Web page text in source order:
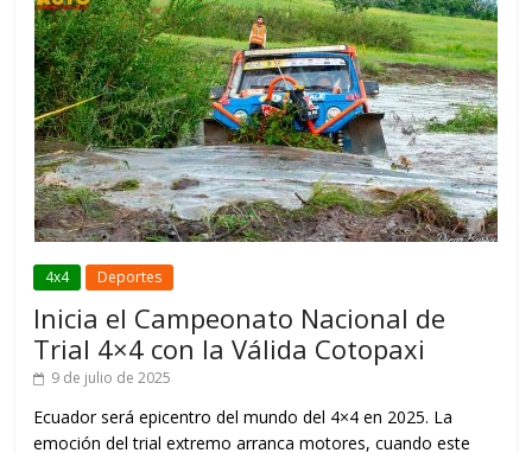
4x4 Deportes
Inicia el Campeonato Nacional de
Trial 4×4 con la Válida Cotopaxi
9 de julio de 2025
Ecuador será epicentro del mundo del 4×4 en 2025. La
emoción del trial extremo arranca motores, cuando este